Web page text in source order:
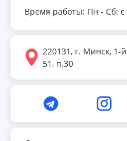
Время работы: Пн - Сб: с
220131, г. Минск, 1-
51, п.30